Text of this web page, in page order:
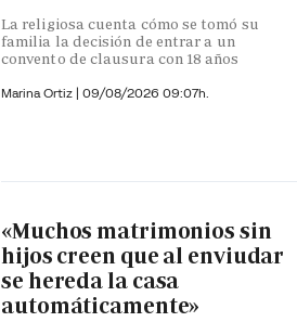
La religiosa cuenta cómo se tomó su
familia la decisión de entrar a un
convento de clausura con 18 años
Marina Ortiz | 09/08/2026 09:07h.
«Muchos matrimonios sin
hijos creen que al enviudar
se hereda la casa
automáticamente»